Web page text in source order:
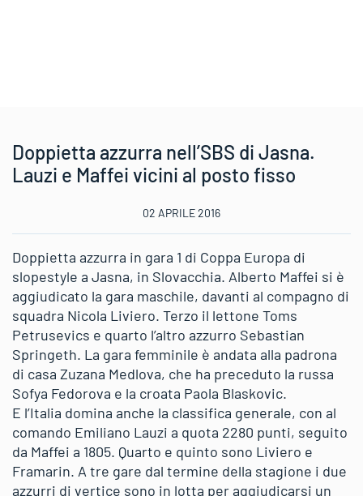
Doppietta azzurra nell’SBS di Jasna.
Lauzi e Maffei vicini al posto fisso
02 APRILE 2016
Doppietta azzurra in gara 1 di Coppa Europa di
slopestyle a Jasna, in Slovacchia. Alberto Maffei si è
aggiudicato la gara maschile, davanti al compagno di
squadra Nicola Liviero. Terzo il lettone Toms
Petrusevics e quarto l’altro azzurro Sebastian
Springeth. La gara femminile è andata alla padrona
di casa Zuzana Medlova, che ha preceduto la russa
Sofya Fedorova e la croata Paola Blaskovic.
E l’Italia domina anche la classifica generale, con al
comando Emiliano Lauzi a quota 2280 punti, seguito
da Maffei a 1805. Quarto e quinto sono Liviero e
Framarin. A tre gare dal termine della stagione i due
azzurri di vertice sono in lotta per aggiudicarsi un